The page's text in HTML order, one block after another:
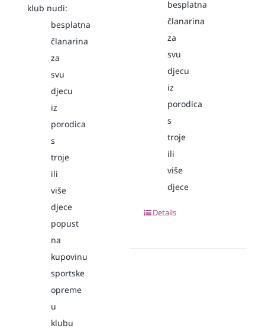
klub nudi:
besplatna
članarina
za
svu
djecu
iz
porodica
s
troje
ili
više
djece
popust
na
kupovinu
sportske
opreme
u
klubu
besplatna
članarina
za
svu
djecu
iz
porodica
s
troje
ili
više
djece
Details